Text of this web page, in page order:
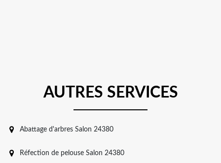
AUTRES SERVICES
Abattage d'arbres Salon 24380
Réfection de pelouse Salon 24380